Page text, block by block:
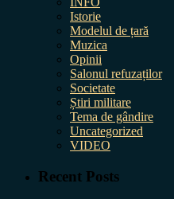
Istorie
Modelul de țară
Muzica
Opinii
Salonul refuzaților
Societate
Știri militare
Tema de gândire
Uncategorized
VIDEO
Recent Posts